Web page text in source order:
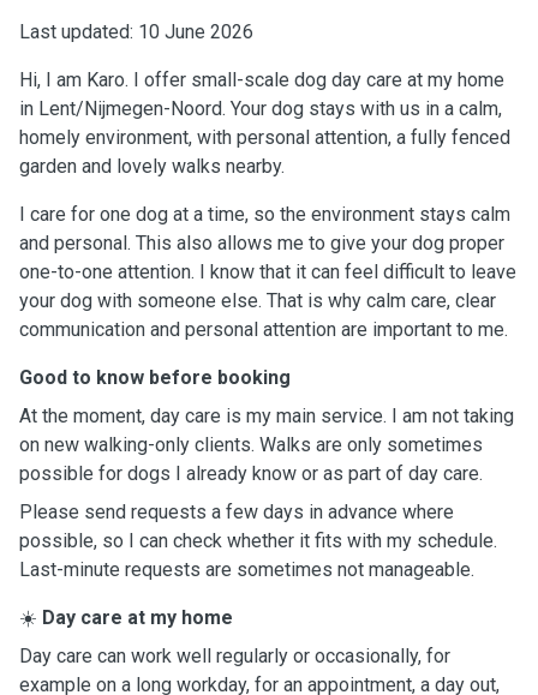
Last updated: 10 June 2026
Hi, I am Karo. I offer small-scale dog day care at my home
in Lent/Nijmegen-Noord. Your dog stays with us in a calm,
homely environment, with personal attention, a fully fenced
garden and lovely walks nearby.
I care for one dog at a time, so the environment stays calm
and personal. This also allows me to give your dog proper
one-to-one attention. I know that it can feel difficult to leave
your dog with someone else. That is why calm care, clear
communication and personal attention are important to me.
Good to know before booking
At the moment, day care is my main service. I am not taking
on new walking-only clients. Walks are only sometimes
possible for dogs I already know or as part of day care.
Please send requests a few days in advance where
possible, so I can check whether it fits with my schedule.
Last-minute requests are sometimes not manageable.
☀️ Day care at my home
Day care can work well regularly or occasionally, for
example on a long workday, for an appointment, a day out,